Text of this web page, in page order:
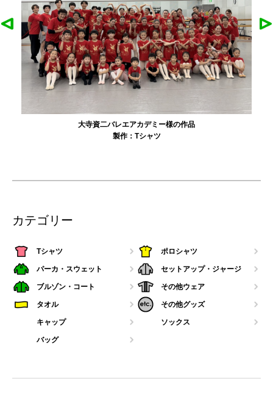
大寺資二バレエアカデミー様の作品
製作： Tシャツ
カテゴリー
Tシャツ ポロシャツ
パーカ・スウェット セットアップ・ジャージ
ブルゾン・コート その他ウェア
タオル その他グッズ
キャップ ソックス
バッグ